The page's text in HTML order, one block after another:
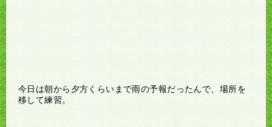
今日は朝から夕方くらいまで雨の予報だったんで、場所を
移して練習。